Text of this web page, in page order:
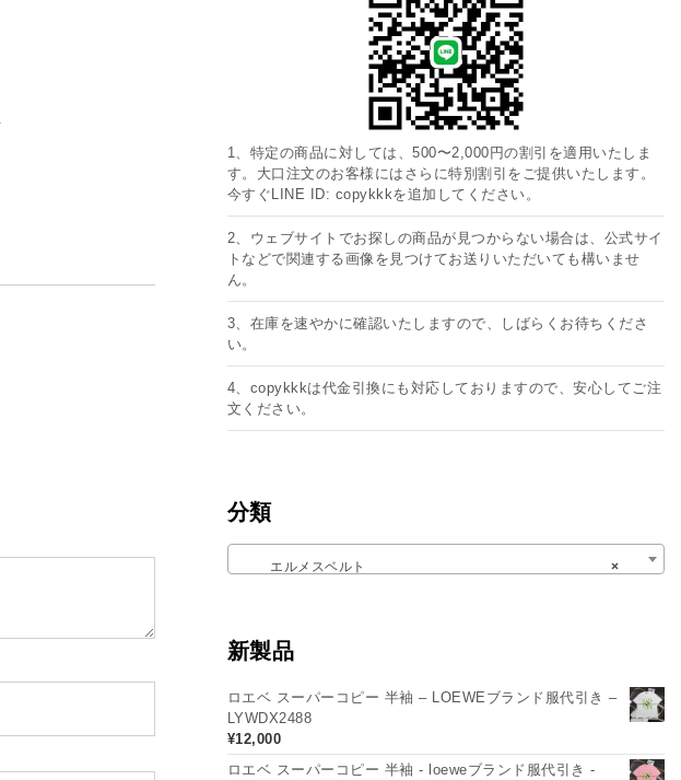
1、特定の商品に対しては、500〜2,000円の割引を適用いたしま
す。大口注文のお客様にはさらに特別割引をご提供いたします。
今すぐLINE ID: copykkkを追加してください。
2、ウェブサイトでお探しの商品が見つからない場合は、公式サイ
トなどで関連する画像を見つけてお送りいただいても構いませ
ん。
3、在庫を速やかに確認いたしますので、しばらくお待ちくださ
い。
4、copykkkは代金引換にも対応しておりますので、安心してご注
文ください。
分類
×
エルメスベルト
新製品
ロエベ スーパーコピー 半袖 – LOEWEブランド服代引き –
LYWDX2488
¥12,000
ロエベ スーパーコピー 半袖 - loeweブランド服代引き -